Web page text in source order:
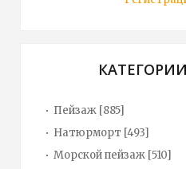
Пейзаж [885]
Натюрморт [493]
Морской пейзаж [510]